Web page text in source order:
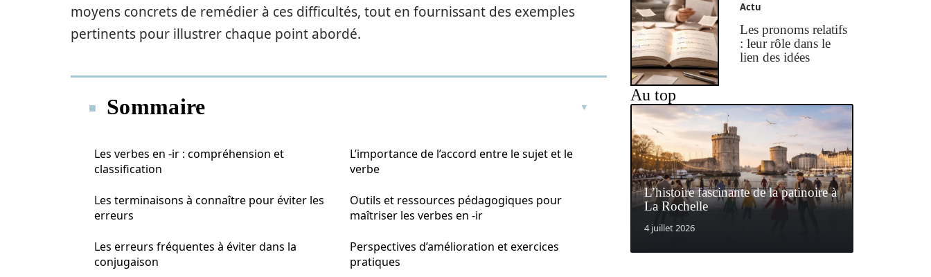
moyens concrets de remédier à ces difficultés, tout en fournissant des exemples
pertinents pour illustrer chaque point abordé.
Sommaire
Les verbes en -ir : compréhension et
classification
Les terminaisons à connaître pour éviter les
erreurs
Les erreurs fréquentes à éviter dans la
conjugaison
L’importance de l’accord entre le sujet et le
verbe
Outils et ressources pédagogiques pour
maîtriser les verbes en -ir
Perspectives d’amélioration et exercices
pratiques
Actu
Les pronoms relatifs
: leur rôle dans le
lien des idées
Au top
L’histoire fascinante de la patinoire à
La Rochelle
4 juillet 2026